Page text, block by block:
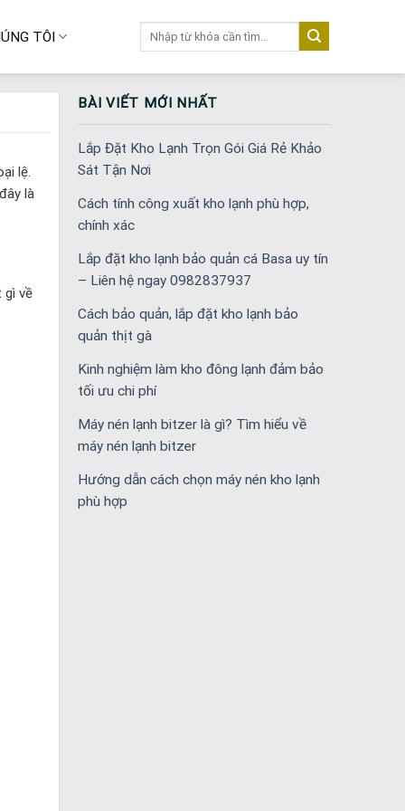
TÔI
Tìm
lệ.
là
gì về
BÀI VIẾT MỚI NHẤT
Lắp Đặt Kho Lạnh Trọn Gói Giá Rẻ Khảo
Sát Tận Nơi
Cách tính công xuất kho lạnh phù hợp,
chính xác
Lắp đặt kho lạnh bảo quản cá Basa uy tín
– Liên hệ ngay 0982837937
Cách bảo quản, lắp đặt kho lạnh bảo
quản thịt gà
Kinh nghiệm làm kho đông lạnh đảm bảo
tối ưu chi phí
Máy nén lạnh bitzer là gì? Tìm hiểu về
máy nén lạnh bitzer
Hướng dẫn cách chọn máy nén kho lạnh
phù hợp